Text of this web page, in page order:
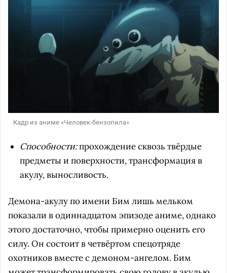
Кадр из аниме «Человек-бензопила»
Способности:прохождение сквозь твёрдые
предметы и поверхности, трансформация в
акулу, выносливость.
Демона-акулу по имени Бим лишь мельком
показали в одиннадцатом эпизоде аниме, однако
этого достаточно, чтобы примерно оценить его
силу. Он состоит в четвёртом спецотряде
охотников вместе с демоном-ангелом. Бим